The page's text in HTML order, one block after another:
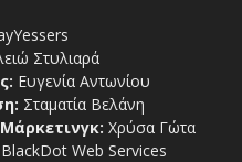
Στυλιαρά
Ευγενία Αντωνίου
Σταματία Βελάνη
Χρύσα Γώτα
BlackDot Web Services